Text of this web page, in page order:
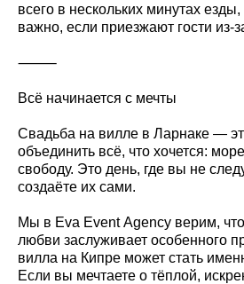
всего в нескольких минутах
важно, если приезжают гости из-
⸻
Всё начинается с мечты
Свадьба на вилле в Ларнаке —
объединить всё, что хочется:
свободу. Это день, где вы не
создаёте их сами.
Мы в Eva Event Agency верим,
любви заслуживает особенного
вилла на Кипре может стать
Если вы мечтаете о тёплой,